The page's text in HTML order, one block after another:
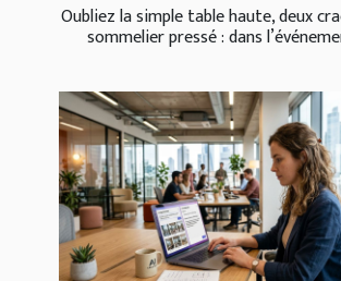
Oubliez la simple table haute, deux
sommelier pressé : dans